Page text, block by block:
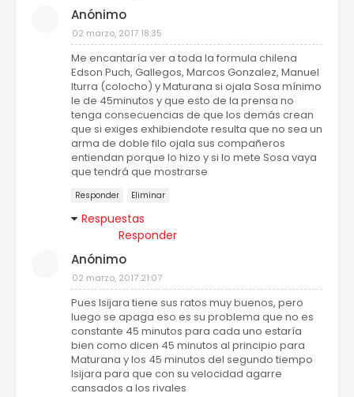
Anónimo
02 marzo, 2017 18:35
Me encantaría ver a toda la formula chilena
Edson Puch, Gallegos, Marcos Gonzalez, Manuel
Iturra (colocho) y Maturana si ojala Sosa mínimo
le de 45minutos y que esto de la prensa no
tenga consecuencias de que los demás crean
que si exiges exhibiendote resulta que no sea un
arma de doble filo ojala sus compañeros
entiendan porque lo hizo y si lo mete Sosa vaya
que tendrá que mostrarse
Responder Eliminar
Respuestas
Responder
Anónimo
02 marzo, 2017 21:07
Pues Isijara tiene sus ratos muy buenos, pero
luego se apaga eso es su problema que no es
constante 45 minutos para cada uno estaría
bien como dicen 45 minutos al principio para
Maturana y los 45 minutos del segundo tiempo
Isijara para que con su velocidad agarre
cansados a los rivales